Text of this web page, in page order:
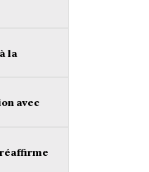
la
avec
réaffirme